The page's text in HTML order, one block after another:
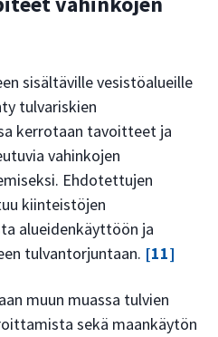
sisältäville vesistöalueille
tulvariskien
kerrotaan tavoitteet ja
vahinkojen
Ehdotettujen
kiinteistöjen
alueidenkäyttöön ja
tulvantorjuntaan. [11]
muun muassa tulvien
sekä maankäytön